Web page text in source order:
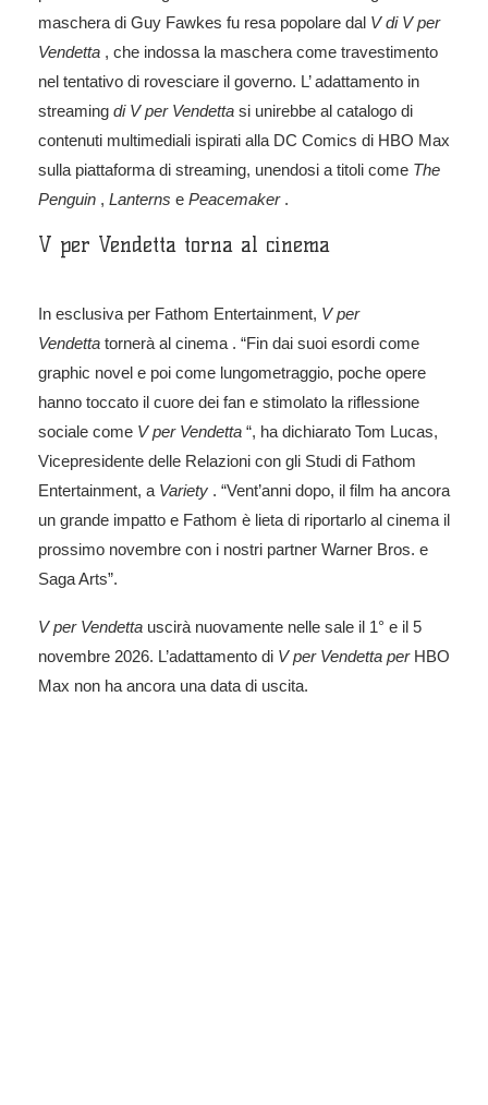
maschera di Guy Fawkes fu resa popolare dal V di V per
Vendetta , che indossa la maschera come travestimento
nel tentativo di rovesciare il governo. L’ adattamento in
streaming di V per Vendetta si unirebbe al catalogo di
contenuti multimediali ispirati alla DC Comics di HBO Max
sulla piattaforma di streaming, unendosi a titoli come The
Penguin , Lanterns e Peacemaker.
V per Vendetta torna al cinema
In esclusiva per Fathom Entertainment, V per
Vendetta tornerà al cinema . “Fin dai suoi esordi come
graphic novel e poi come lungometraggio, poche opere
hanno toccato il cuore dei fan e stimolato la riflessione
sociale come V per Vendetta “, ha dichiarato Tom Lucas,
Vicepresidente delle Relazioni con gli Studi di Fathom
Entertainment, a Variety . “Vent’anni dopo, il film ha ancora
un grande impatto e Fathom è lieta di riportarlo al cinema il
prossimo novembre con i nostri partner Warner Bros. e
Saga Arts”.
V per Vendetta uscirà nuovamente nelle sale il 1° e il 5
novembre 2026. L’adattamento di V per Vendetta perHBO
Max non ha ancora una data di uscita.